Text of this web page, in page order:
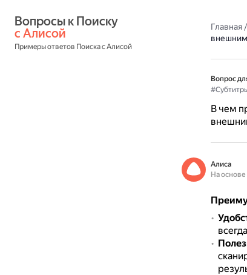
с Алисой
Примеры ответов Поиска с Алисой
Главная/
Вопрос
В чем
Алиса
На